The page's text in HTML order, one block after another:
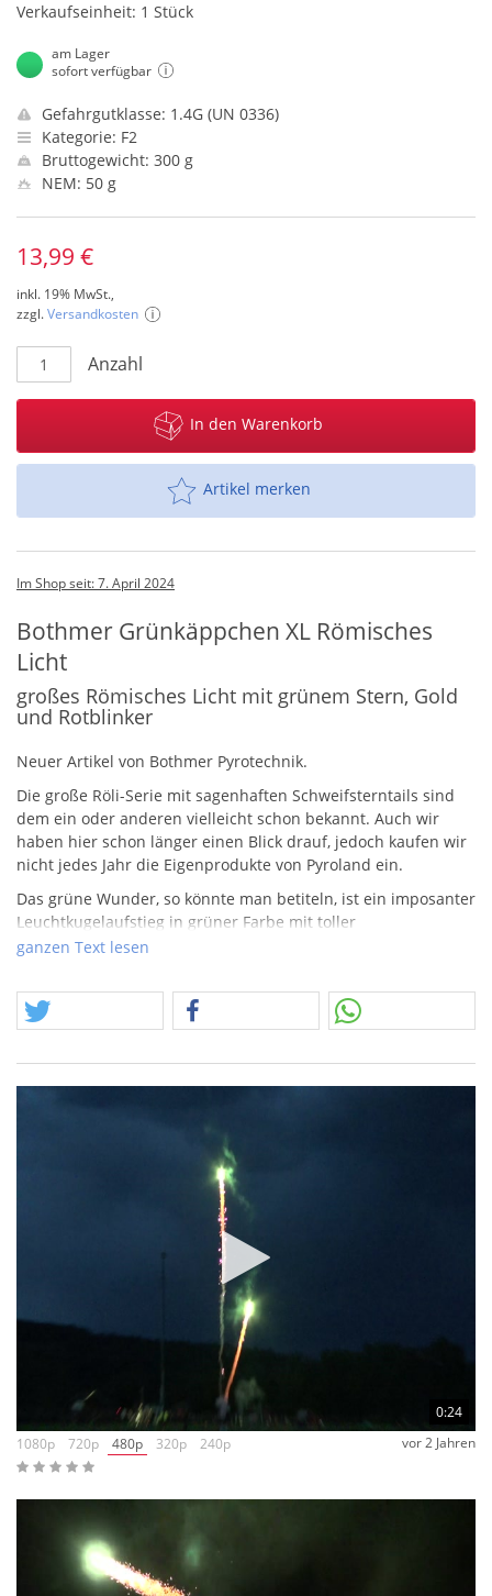
Verkaufseinheit: 1 Stück
am Lager
sofort verfügbar
Gefahrgutklasse: 1.4G (UN 0336)
Kategorie: F2
Bruttogewicht: 300 g
NEM: 50 g
13,99 €
inkl. 19% MwSt.,
zzgl.Versandkosten
Anzahl
In den Warenkorb
Artikel merken
Im Shop seit: 7. April 2024
Bothmer Grünkäppchen XL Römisches
Licht
großes Römisches Licht mit grünem Stern, Gold
und Rotblinker
Neuer Artikel von Bothmer Pyrotechnik.
Die große Röli-Serie mit sagenhaften Schweifsterntails sind
dem ein oder anderen vielleicht schon bekannt. Auch wir
haben hier schon länger einen Blick drauf, jedoch kaufen wir
nicht jedes Jahr die Eigenprodukte von Pyroland ein.
Das grüne Wunder, so könnte man betiteln, ist ein imposanter
Leuchtkugelaufstieg in grüner Farbe mit toller
Goldschweifbegleitung, aus der sich im Weiteren rote Blinker
Ein Video möge in Folge meine Worte unterschreichen.
ganzen Text lesen
0:24
1080p
720p 480p 320p 240p vor 2 Jahren